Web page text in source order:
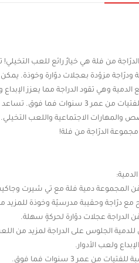
من فلة هي خيارٌ رائع للعب
ودرّاجة مزوّدة بعجلات دوّارة وخوذة.
الدمية وهي تقود الدراجة مما يعزز
مناسبة للفتيات من عمر 3 سنوات
والمهارات الاجتماعية واللعب
الدرّاجة من فلة!
المجموعة دمية فلة مع تي شيرت
مع درّاجة وحقيبة مدرسيّة وخوذة للمزيد
الدراجة عجلات دوّارة لحركةٍ سهلة.
الجلوس على الدراجة لمزيد من
ولعب الأدوار.
من عمر 3 سنوات فما فوق.